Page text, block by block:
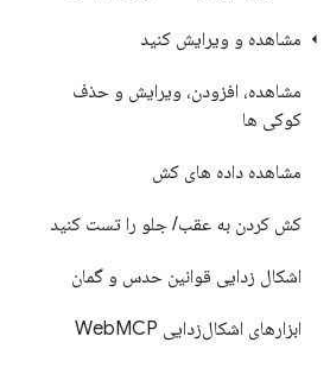
مشاهده و ویرایش کنید
مشاهده، افزودن، ویرایش و حذف
کوکی ها
مشاهده داده های کش
کش کردن به عقب/ جلو را تست کنید
اشکال زدایی قوانین حدس و گمان
ابزارهای اشکال‌زدایی Web MCP